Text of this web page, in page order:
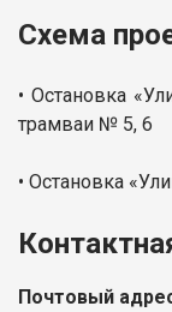
Схема
• Остановка
трамваи № 5, 6
• Остановка
Почтовый